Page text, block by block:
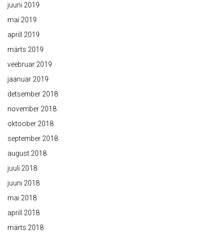
juuni 2019
mai 2019
aprill 2019
märts 2019
veebruar 2019
jaanuar 2019
detsember 2018
november 2018
oktoober 2018
september 2018
august 2018
juuli 2018
juuni 2018
mai 2018
aprill 2018
märts 2018